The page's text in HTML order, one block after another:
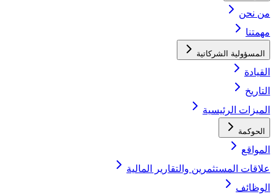
من نحن
مهمتنا
المسؤولية الشركاتية
القيادة
التاريخ
الميزات الرئيسية
الحوكمة
المواقع
علاقات المستثمرين والتقارير المالية
الوظائف